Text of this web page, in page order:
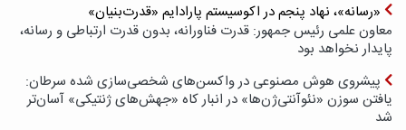
«رسانه»، نهاد پنجم در اکوسیستم پارادایم «قدرت‌بنیان»
معاون علمی رئیس جمهور: قدرت فناورانه، بدون قدرت ارتباطی و رسانه،
پایدار نخواهد بود
پیشروی هوش مصنوعی در واکسن‌های شخصی‌سازی شده سرطان:
یافتن سوزن «نئوآنتی‌ژن‌ها» در انبار کاه «جهش‌های ژنتیکی» آسان‌تر
شد